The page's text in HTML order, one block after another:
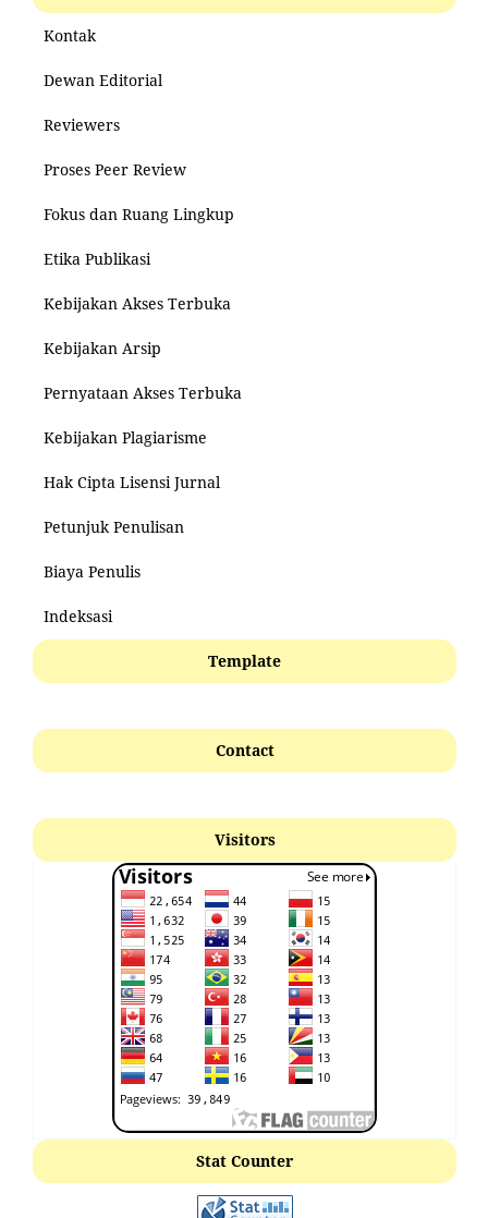
Kontak
Dewan Editorial
Reviewers
Proses Peer Review
Fokus dan Ruang Lingkup
Etika Publikasi
Kebijakan Akses Terbuka
Kebijakan Arsip
Pernyataan Akses Terbuka
Kebijakan Plagiarisme
Hak Cipta Lisensi Jurnal
Petunjuk Penulisan
Biaya Penulis
Indeksasi
Template
Contact
Visitors
Stat Counter